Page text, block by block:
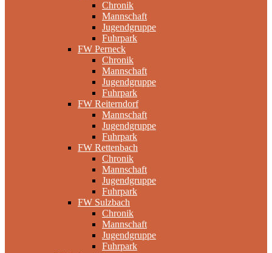
Chronik
Mannschaft
Jugendgruppe
Fuhrpark
FW Perneck
Chronik
Mannschaft
Jugendgruppe
Fuhrpark
FW Reiterndorf
Mannschaft
Jugendgruppe
Fuhrpark
FW Rettenbach
Chronik
Mannschaft
Jugendgruppe
Fuhrpark
FW Sulzbach
Chronik
Mannschaft
Jugendgruppe
Fuhrpark